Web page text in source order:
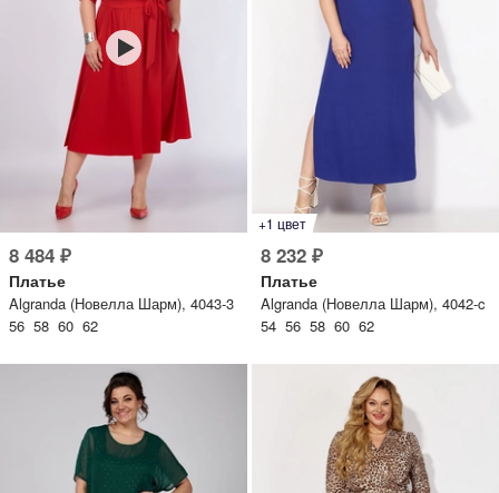
8 484 ₽
Платье
Algranda (Новелла Шарм), 4043-3
56 58 60 62
+1 цвет
8 232 ₽
Платье
Algranda (Новелла Шарм), 4042-c
54 56 58 60 62
Дарим скидку 5%
за подписку на наш
телеграм-канал
Стильные подборки, эксклюзивные акции и горячие
распродажи в удобном формате